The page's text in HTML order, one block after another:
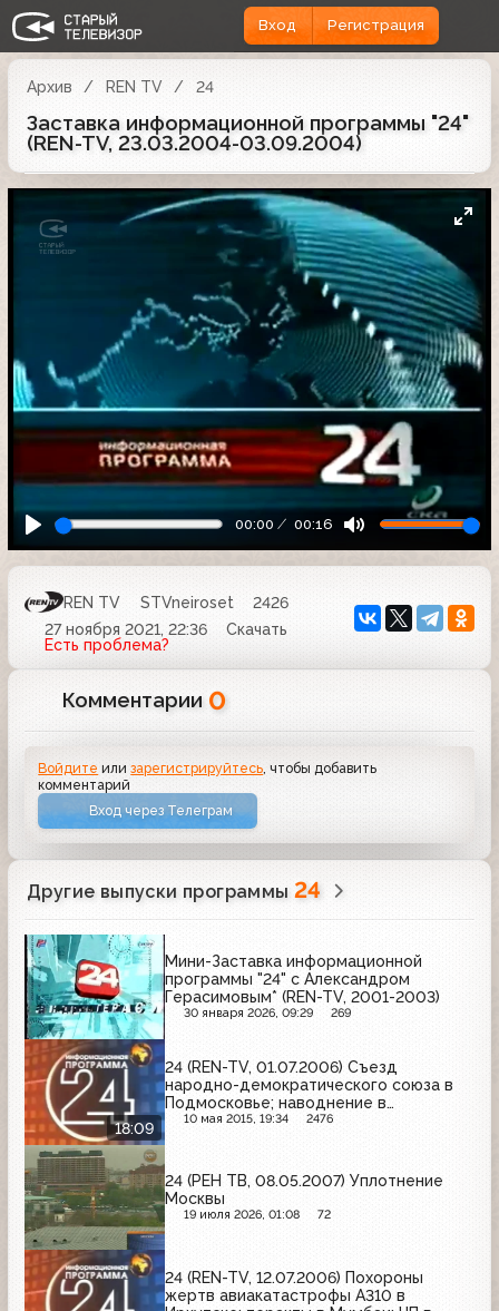
Вход Регистрация
Архив REN TV 24
Заставка информационной программы "24"
(REN-TV, 23.03.2004-03.09.2004)
00:00 00:16
REN TV STVneiroset
2426
27 ноября 2021, 22:36
Скачать
Есть проблема?
Комментарии 0
Войдите илизарегистрируйтесь, чтобы добавить
комментарий
Вход через Телеграм
Другие выпуски программы 24
Мини-Заставка информационной
программы "24" с Александром
Герасимовым* (REN-TV, 2001-2003)
30 января 2026, 09:29 269
18:09
24 (REN-TV, 01.07.2006) Съезд
народно-демократического союза в
Подмосковье; наводнение в
Хабаровском крае; 12-летний житель
10 мая 2015, 19:34 2476
24 (РЕН ТВ, 08.05.2007) Уплотнение
Москвы
19 июля 2026, 01:08 72
24 (REN-TV, 12.07.2006) Похороны
жертв авиакатастрофы А310 в